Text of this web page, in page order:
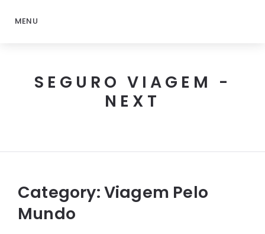
MENU
SEGURO VIAGEM -
NEXT
Category:Viagem Pelo
Mundo